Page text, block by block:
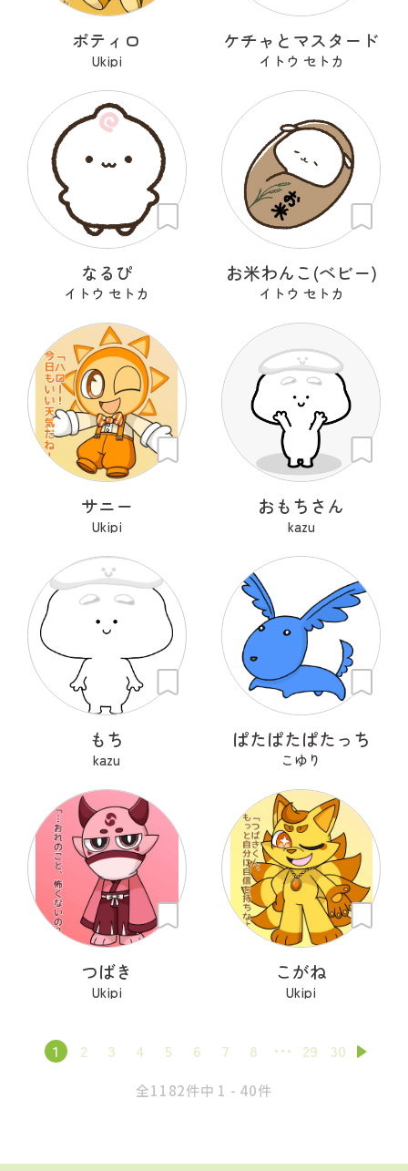
ポティロ
Ukipi
ケチャとマスタード
イトウ セトカ
なるぴ
イトウ セトカ
お米わんこ(ベビー)
イトウ セトカ
サニー
Ukipi
おもちさん
kazu
もち
kazu
ぱたぱたぱたっち
こゆり
つばき
Ukipi
こがね
Ukipi
1 2 3 4 5 6 7 8 29 30
全1182件中 1 - 40件